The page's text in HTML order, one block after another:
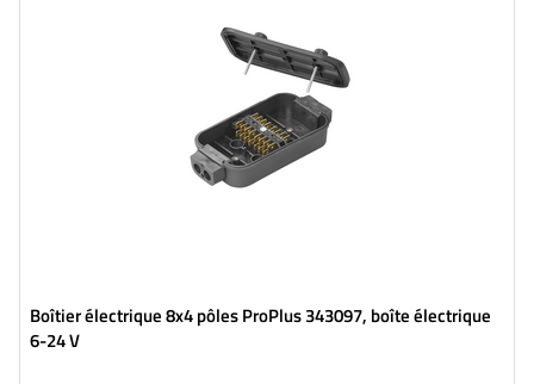
Boîtier électrique 8x4 pôles ProPlus 343097, boîte électrique
6-24 V